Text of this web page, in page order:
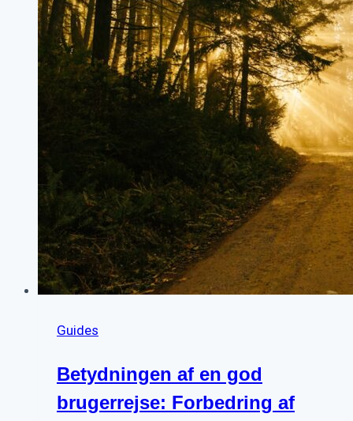
Conversion
Rate
Optimization?
Guides
Betydningen af en god
brugerrejse: Forbedring af